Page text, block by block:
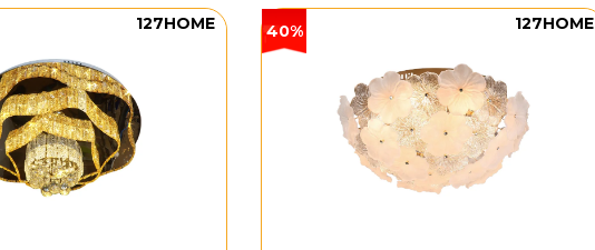
127HOME 40% 127HOME